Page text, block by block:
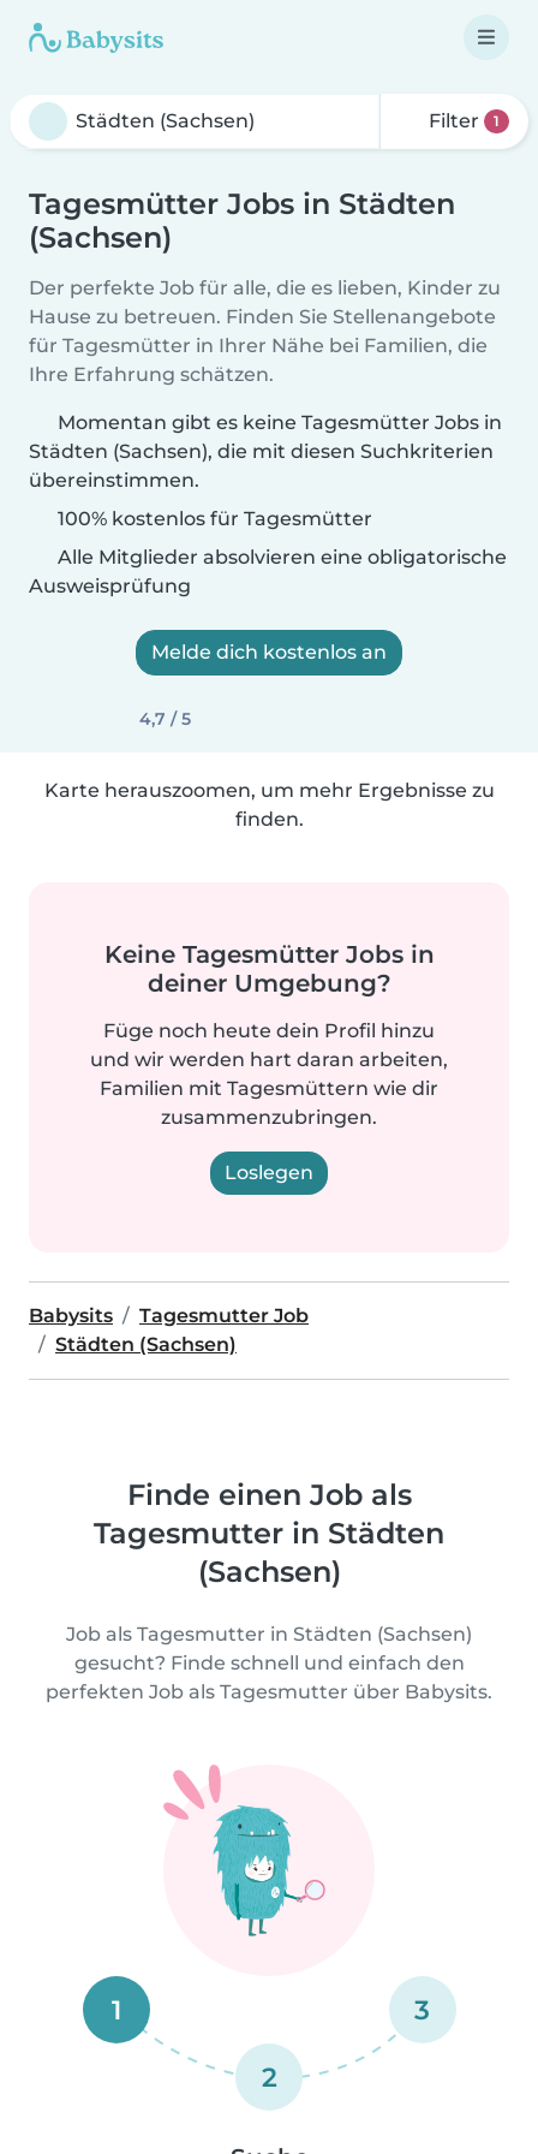
Filter 1
Tagesmütter Jobs in Städten
(Sachsen)
Der perfekte Job für alle, die es lieben, Kinder zu
Hause zu betreuen. Finden Sie Stellenangebote
für Tagesmütter in Ihrer Nähe bei Familien, die
Ihre Erfahrung schätzen.
Momentan gibt es keine Tagesmütter Jobs in
Städten (Sachsen), die mit diesen Suchkriterien
übereinstimmen.
100% kostenlos für Tagesmütter
Alle Mitglieder absolvieren eine obligatorische
Ausweisprüfung
Melde dich kostenlos an
4,7 / 5
Karte herauszoomen, um mehr Ergebnisse zu
finden.
Keine Tagesmütter Jobs in
deiner Umgebung?
Füge noch heute dein Profil hinzu
und wir werden hart daran arbeiten,
Familien mit Tagesmüttern wie dir
zusammenzubringen.
Loslegen
Babysits
Tagesmutter Job
Städten (Sachsen)
Finde einen Job als
Tagesmutter in Städten
(Sachsen)
Job als Tagesmutter in Städten (Sachsen)
gesucht? Finde schnell und einfach den
perfekten Job als Tagesmutter über Babysits.
1
2
3